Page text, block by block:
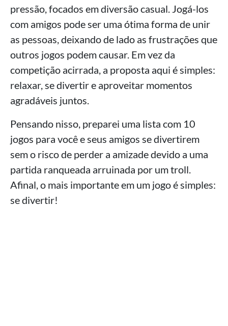
pressão, focados em diversão casual. Jogá-los
com amigos pode ser uma ótima forma de unir
as pessoas, deixando de lado as frustrações que
outros jogos podem causar. Em vez da
competição acirrada, a proposta aqui é simples:
relaxar, se divertir e aproveitar momentos
agradáveis juntos.
Pensando nisso, preparei uma lista com 10
jogos para você e seus amigos se divertirem
sem o risco de perder a amizade devido a uma
partida ranqueada arruinada por um troll.
Afinal, o mais importante em um jogo é simples:
se divertir!